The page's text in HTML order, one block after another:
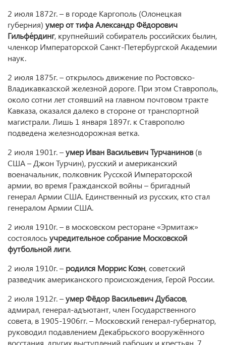
2 июля 1872г. – в городе Каргополь (Олонецкая
губерния) умер от тифа Александр Фёдорович
Гильфе́рдинг, крупнейший собиратель российских былин,
членкор Императорской Санкт-Петербургской Академии
наук.
2 июля 1875г. – открылось движение по Ростовско-
Владикавказской железной дороге. При этом Ставрополь,
около сотни лет стоявший на главном почтовом тракте
Кавказа, оказался далеко в стороне от транспортной
магистрали. Лишь 1 января 1897г. к Ставрополю
подведена железнодорожная ветка.
2 июля 1901г. –умер Иван Васильевич Турчанинов(в
США – Джон Турчин), русский и американский
военачальник, полковник Русской Императорской
армии, во время Гражданской войны – бригадный
генерал Армии США. Единственный из русских, кто стал
генералом Армии США.
2 июля 1910г. – в московском ресторане «Эрмитаж»
состоялосьучредительное собрание Московской
футбольной лиги.
2 июля 1910г. – родился Моррис Коэн, советский
разведчик американского происхождения, Герой России.
2 июля 1912г. –умер Фёдор Васильевич Дубасов,
адмирал, генерал-адъютант, член Государственного
совета, в 1905-1906гг. – Московский генерал-губернатор,
руководил подавлением Декабрьского вооружённого
восстания, других выступлений рабочих и крестьян. 7